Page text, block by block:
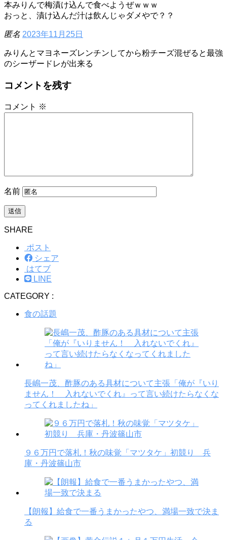
本みりんで梅漬け込んで食べようぜｗｗｗ
おっと、漬け込んだ汁は飲んじゃダメやで？？
匿名 2023年11月25日
みりんとマヨネーズレンチンしてから粉チーズ混ぜると最強
のシーザードレが出来る
コメントを残す
コメント ※
名前
SHARE
ポスト
シェア
はてブ
LINE
CATEGORY :
食の話題
長嶋一茂、酢豚のある具材について主張「俺が『いり
ません！ 入れないでくれ』って言い続けたらなくな
ってくれましたね」
９６万円で落札！秋の味覚「マツタケ」初競り 兵
庫・丹波篠山市
【朗報】給食で一番うまかったやつ、満場一致で決ま
る